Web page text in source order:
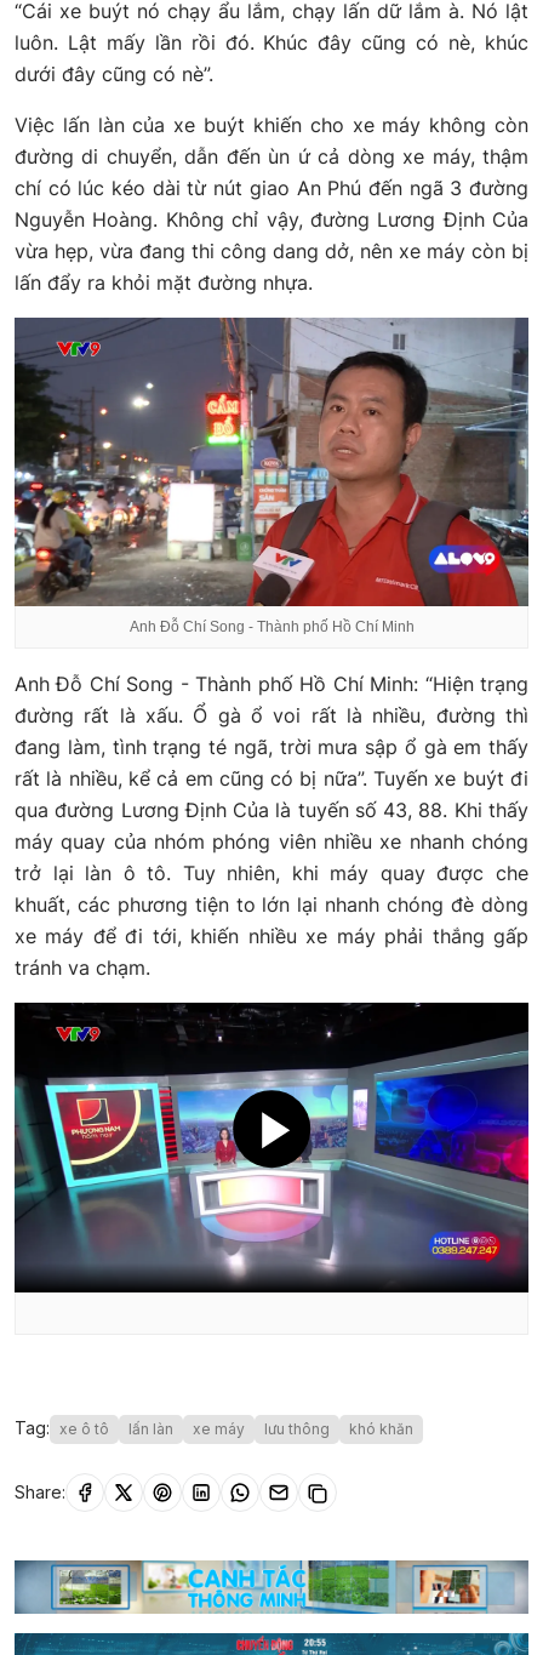
“Cái xe buýt nó chạy ẩu lắm, chạy lấn dữ lắm à. Nó lật
luôn. Lật mấy lần rồi đó. Khúc đây cũng có nè, khúc
dưới đây cũng có nè”.
Việc lấn làn của xe buýt khiến cho xe máy không còn
đường di chuyển, dẫn đến ùn ứ cả dòng xe máy, thậm
chí có lúc kéo dài từ nút giao An Phú đến ngã 3 đường
Nguyễn Hoàng. Không chỉ vậy, đường Lương Định Của
vừa hẹp, vừa đang thi công dang dở, nên xe máy còn bị
lấn đẩy ra khỏi mặt đường nhựa.
Anh Đỗ Chí Song - Thành phố Hồ Chí Minh
Anh Đỗ Chí Song - Thành phố Hồ Chí Minh: “Hiện trạng
đường rất là xấu. Ổ gà ổ voi rất là nhiều, đường thì
đang làm, tình trạng té ngã, trời mưa sập ổ gà em thấy
rất là nhiều, kể cả em cũng có bị nữa”. Tuyến xe buýt đi
qua đường Lương Định Của là tuyến số 43, 88. Khi thấy
máy quay của nhóm phóng viên nhiều xe nhanh chóng
trở lại làn ô tô. Tuy nhiên, khi máy quay được che
khuất, các phương tiện to lớn lại nhanh chóng đè dòng
xe máy để đi tới, khiến nhiều xe máy phải thắng gấp
tránh va chạm.
Tag: xe ô tô lấn làn xe máy lưu thông khó khăn
Share: